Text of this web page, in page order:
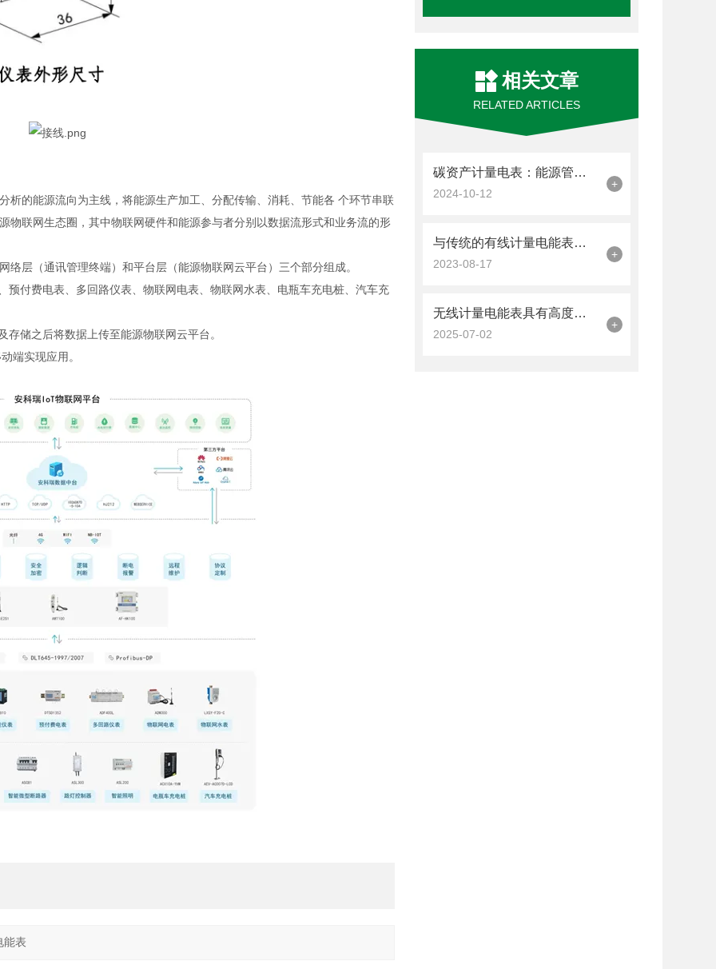
相关文章
RELATED ARTICLES
碳资产计量电表：能源管理的新篇章
2024-10-12
+
与传统的有线计量电能表相比无线计量电能表的优势有哪些呢
2023-08-17
+
无线计量电能表具有高度的智能化和无线传输的特点
2025-07-02
+
析的能源流向为主线，将能源生产加工、分配传输、消耗、节能各 个环节串联
物联网生态圈，其中物联网硬件和能源参与者分别以数据流形式和业务流的形
层（通讯管理终端）和平台层（能源物联网云平台）三个部分组成。
付费电表、多回路仪表、物联网电表、物联网水表、电瓶车充电桩、汽车充
储之后将数据上传至能源物联网云平台。
端实现应用。